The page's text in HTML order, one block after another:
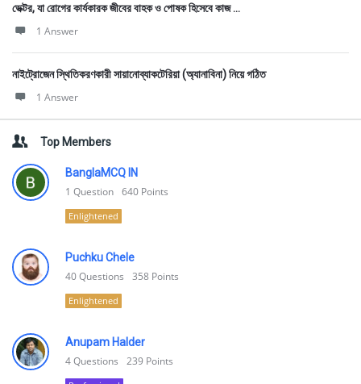
ভেক্টর, যা রোগের কার্যকারক জীবের বাহক ও পোষক হিসেবে কাজ ...
1 Answer
নাইট্রোজেন স্থিতিকরণকারী সায়ানোব্যাকটেরিয়া (অ্যানাবিনা) নিয়ে গঠিত
1 Answer
Top Members
BanglaMCQ IN
1 Question 640 Points
Enlightened
Puchku Chele
40Questions 358 Points
Enlightened
Anupam Halder
4Questions 239 Points